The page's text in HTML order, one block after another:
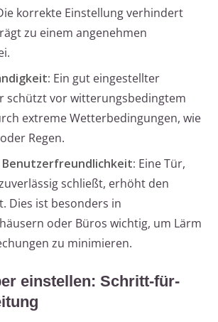
korrekte Einstellung verhindert
zu einem angenehmen
Ein gut eingestellter
schützt vor witterungsbedingtem
extreme Wetterbedingungen, wie
Regen.
Eine Tür,
schließt, erhöht den
Dies ist besonders in
oder Büros wichtig, um Lärm
zu minimieren.
einstellen: Schritt-für-